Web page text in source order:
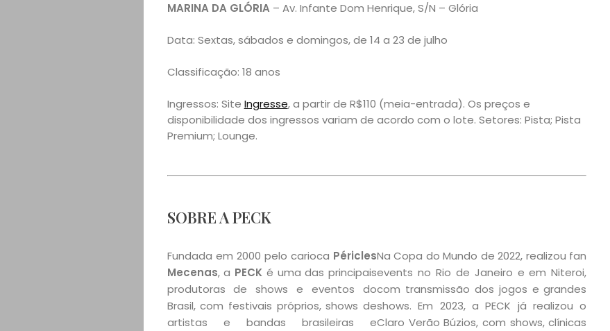
MARINA DA GLÓRIA– Av. Infante Dom Henrique, S/N – Glória
Data: Sextas, sábados e domingos, de 14 a 23 de julho
Classificação: 18 anos
Ingressos: Site Ingresse, a partir de R$110 (meia-entrada). Os preços e
disponibilidade dos ingressos variam de acordo com o lote. Setores: Pista; Pista
Premium; Lounge.
SOBRE A PECK
Fundada em 2000 pelo carioca Péricles
Mecenas, a PECK é uma das principais
produtoras de shows e eventos do
Brasil, com festivais próprios, shows de
artistas e bandas brasileiras e
Na Copa do Mundo de 2022, realizou fan
events no Rio de Janeiro e em Niteroi,
com transmissão dos jogos e grandes
shows. Em 2023, a PECK já realizou o
Claro Verão Búzios, com shows, clínicas